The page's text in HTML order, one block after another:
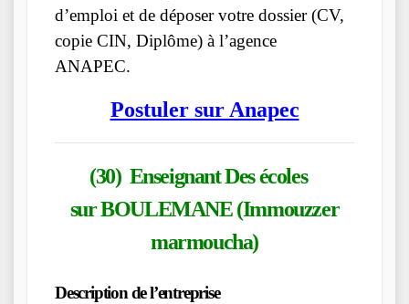
d’emploi et de déposer votre dossier (CV,
copie CIN, Diplôme) à l’agence
ANAPEC.
Postuler sur Anapec
(30) Enseignant Des écoles
sur BOULEMANE (Immouzzer
marmoucha)
Description de l’entreprise